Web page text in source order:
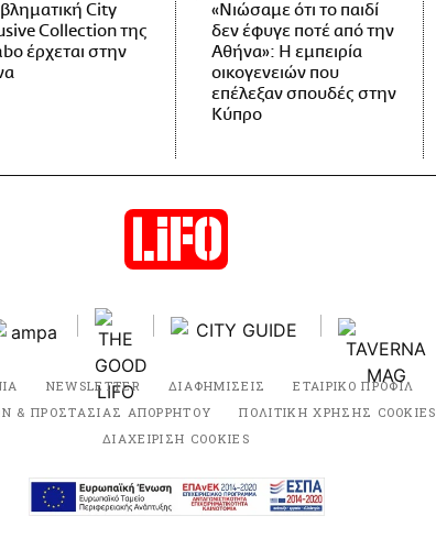
City
Collection της
έρχεται στην
«Νιώσαμε ότι το παιδί
δεν έφυγε ποτέ από την
Αθήνα»: Η εμπειρία
οικογενειών που
επέλεξαν σπουδές στην
Κύπρο
NEWSLETTER ΔΙΑΦΗΜΙΣΕΙΣ ΕΤΑΙΡΙΚΟ ΠΡΟΦΙΛ
& ΠΡΟΣΤΑΣΙΑΣ ΑΠΟΡΡΗΤΟΥ
ΠΟΛΙΤΙΚΗ ΧΡΗΣΗΣ COOKIES
ΔΙΑΧΕΙΡΙΣΗ COOKIES